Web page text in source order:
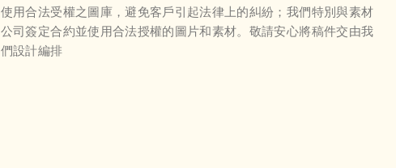
使用合法受權之圖庫，避免客戶引起法律上的糾紛；我們特別與素材
公司簽定合約並使用合法授權的圖片和素材。敬請安心將稿件交由我
們設計編排